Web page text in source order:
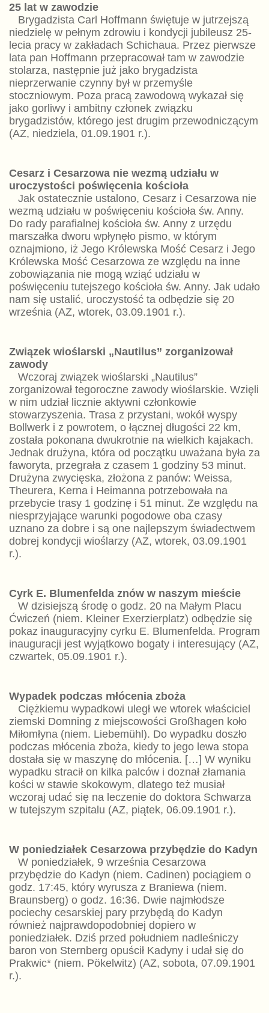
25 lat w zawodzie
Brygadzista Carl Hoffmann świętuje w jutrzejszą
niedzielę w pełnym zdrowiu i kondycji jubileusz 25-
lecia pracy w zakładach Schichaua. Przez pierwsze
lata pan Hoffmann przepracował tam w zawodzie
stolarza, następnie już jako brygadzista
nieprzerwanie czynny był w przemyśle
stoczniowym. Poza pracą zawodową wykazał się
jako gorliwy i ambitny członek związku
brygadzistów, którego jest drugim przewodniczącym
(AZ, niedziela, 01.09.1901 r.).
Cesarz i Cesarzowa nie wezmą udziału w
uroczystości poświęcenia kościoła
Jak ostatecznie ustalono, Cesarz i Cesarzowa nie
wezmą udziału w poświęceniu kościoła św. Anny.
Do rady parafialnej kościoła św. Anny z urzędu
marszałka dworu wpłynęło pismo, w którym
oznajmiono, iż Jego Królewska Mość Cesarz i Jego
Królewska Mość Cesarzowa ze względu na inne
zobowiązania nie mogą wziąć udziału w
poświęceniu tutejszego kościoła św. Anny. Jak udało
nam się ustalić, uroczystość ta odbędzie się 20
września (AZ, wtorek, 03.09.1901 r.).
Związek wioślarski „Nautilus” zorganizował
zawody
Wczoraj związek wioślarski „Nautilus”
zorganizował tegoroczne zawody wioślarskie. Wzięli
w nim udział licznie aktywni członkowie
stowarzyszenia. Trasa z przystani, wokół wyspy
Bollwerk i z powrotem, o łącznej długości 22 km,
została pokonana dwukrotnie na wielkich kajakach.
Jednak drużyna, która od początku uważana była za
faworyta, przegrała z czasem 1 godziny 53 minut.
Drużyna zwycięska, złożona z panów: Weissa,
Theurera, Kerna i Heimanna potrzebowała na
przebycie trasy 1 godzinę i 51 minut. Ze względu na
niesprzyjające warunki pogodowe oba czasy
uznano za dobre i są one najlepszym świadectwem
dobrej kondycji wioślarzy (AZ, wtorek, 03.09.1901
r.).
Cyrk E. Blumenfelda znów w naszym mieście
W dzisiejszą środę o godz. 20 na Małym Placu
Ćwiczeń (niem. Kleiner Exerzierplatz) odbędzie się
pokaz inauguracyjny cyrku E. Blumenfelda. Program
inauguracji jest wyjątkowo bogaty i interesujący (AZ,
czwartek, 05.09.1901 r.).
Wypadek podczas młócenia zboża
Ciężkiemu wypadkowi uległ we wtorek właściciel
ziemski Domning z miejscowości Großhagen koło
Miłomłyna (niem. Liebemühl). Do wypadku doszło
podczas młócenia zboża, kiedy to jego lewa stopa
dostała się w maszynę do młócenia. […] W wyniku
wypadku stracił on kilka palców i doznał złamania
kości w stawie skokowym, dlatego też musiał
wczoraj udać się na leczenie do doktora Schwarza
w tutejszym szpitalu (AZ, piątek, 06.09.1901 r.).
W poniedziałek Cesarzowa przybędzie do Kadyn
W poniedziałek, 9 września Cesarzowa
przybędzie do Kadyn (niem. Cadinen) pociągiem o
godz. 17:45, który wyrusza z Braniewa (niem.
Braunsberg) o godz. 16:36. Dwie najmłodsze
pociechy cesarskiej pary przybędą do Kadyn
również najprawdopodobniej dopiero w
poniedziałek. Dziś przed południem nadleśniczy
baron von Sternberg opuścił Kadyny i udał się do
Prakwic* (niem. Pökelwitz) (AZ, sobota, 07.09.1901
r.).